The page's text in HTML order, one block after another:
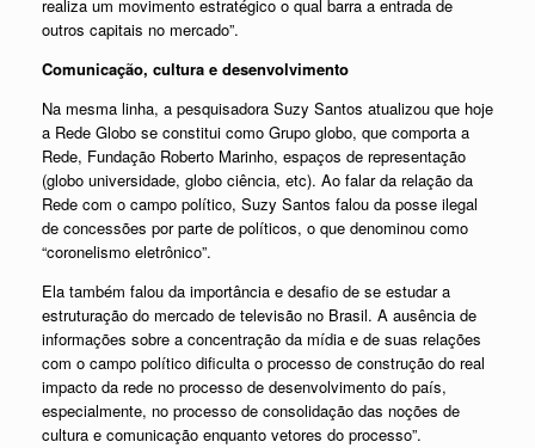
realiza um movimento estratégico o qual barra a entrada de
outros capitais no mercado”.
Comunicação, cultura e desenvolvimento
Na mesma linha, a pesquisadora Suzy Santos atualizou que hoje
a Rede Globo se constitui como Grupo globo, que comporta a
Rede, Fundação Roberto Marinho, espaços de representação
(globo universidade, globo ciência, etc). Ao falar da relação da
Rede com o campo político, Suzy Santos falou da posse ilegal
de concessões por parte de políticos, o que denominou como
“coronelismo eletrônico”.
Ela também falou da importância e desafio de se estudar a
estruturação do mercado de televisão no Brasil. A ausência de
informações sobre a concentração da mídia e de suas relações
com o campo político dificulta o processo de construção do real
impacto da rede no processo de desenvolvimento do país,
especialmente, no processo de consolidação das noções de
cultura e comunicação enquanto vetores do processo”.